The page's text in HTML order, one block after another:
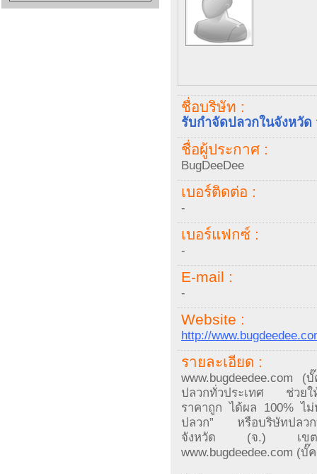
ชื่อบริษัท :
รับกำจัดปลวกในจังหวัด
ชื่อผู้ประกาศ :
BugDeeDee
เบอร์ติดต่อ :
-
เบอร์แฟกซ์ :
-
E-mail :
-
Website :
http://
รายละเอียด :
www.bugdeedee.com
ปลวกทั่วประเทศ ช่วยใ
ราคาถูก ได้ผล 100% ไ
ปลวก” หรือบริษัทปลวก
จังหวัด (จ.) เขตอ
www.bugdeedee.com (